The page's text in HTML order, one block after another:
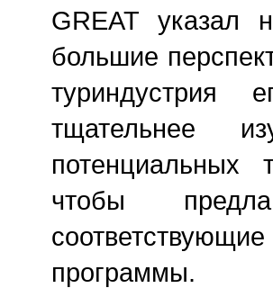
GREAT указал
большие
туриндустрия
тщательнее
потенциальных
чтобы
программы.